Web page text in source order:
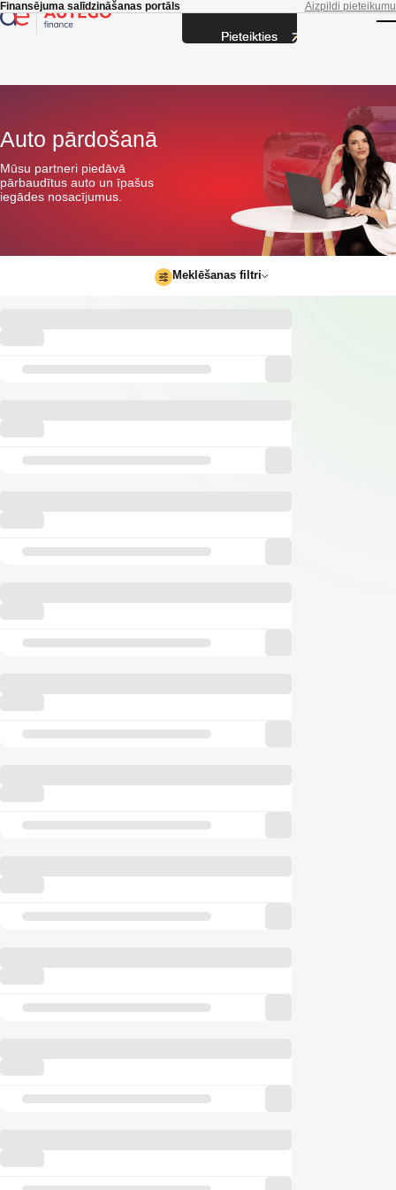
Skip to main content
Finansējuma salīdzināšanas portāls Aizpildi pieteikumu
Auto pārdošanā
Mūsu partneri piedāvā
pārbaudītus auto un īpašus
iegādes nosacījumus.
Meklēšanas filtri